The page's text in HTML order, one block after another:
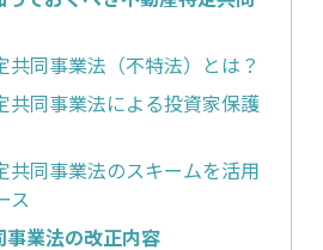
共同事業法（不特法）とは？
共同事業法による投資家保護
共同事業法のスキームを活用
ス
業法の改正内容